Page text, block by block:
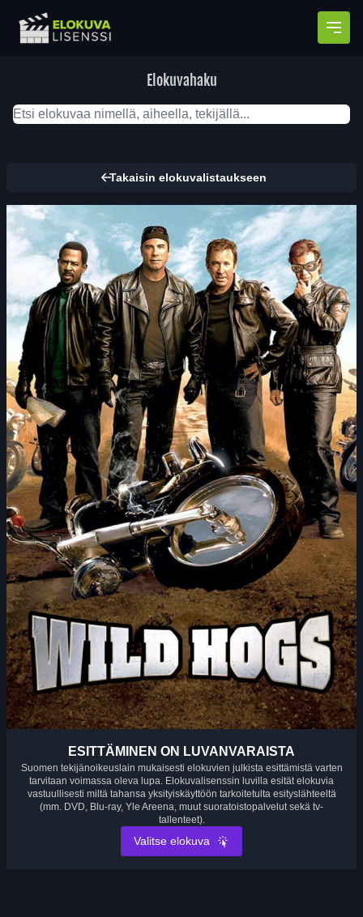
Elokuvahaku
Takaisin elokuvalistaukseen
ESITTÄMINEN ON LUVANVARAISTA
Suomen tekijänoikeuslain mukaisesti elokuvien julkista esittämistä varten
tarvitaan voimassa oleva lupa. Elokuvalisenssin luvilla esität elokuvia
vastuullisesti miltä tahansa yksityiskäyttöön tarkoitetulta esityslähteeltä
(mm. DVD, Blu-ray, Yle Areena, muut suoratoistopalvelut sekä tv-
tallenteet).
Valitse elokuva